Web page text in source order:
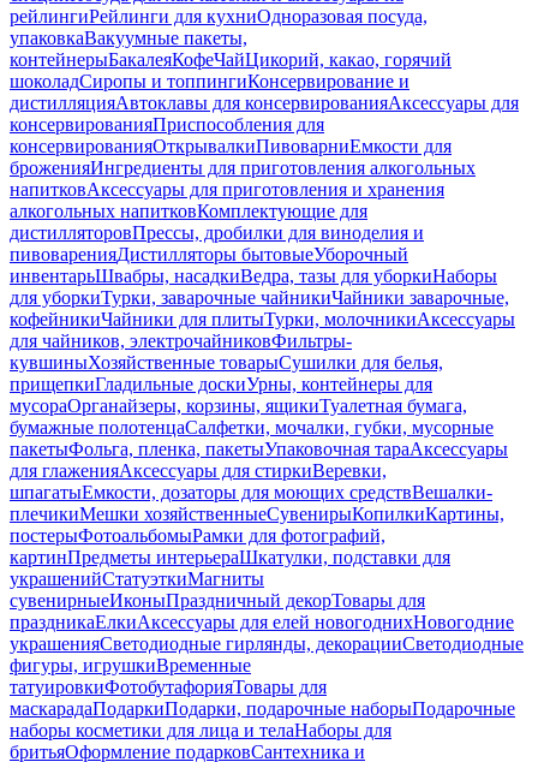
рейлингиРейлинги для кухниОдноразовая посуда,
упаковкаВакуумные пакеты,
контейнерыБакалеяКофеЧайЦикорий, какао, горячий
шоколадСиропы и топпингиКонсервирование и
дистилляцияАвтоклавы для консервированияАксессуары для
консервированияПриспособления для
консервированияОткрывалкиПивоварниЕмкости для
броженияИнгредиенты для приготовления алкогольных
напитковАксессуары для приготовления и хранения
алкогольных напитковКомплектующие для
дистилляторовПрессы, дробилки для виноделия и
пивоваренияДистилляторы бытовыеУборочный
инвентарьШвабры, насадкиВедра, тазы для уборкиНаборы
для уборкиТурки, заварочные чайникиЧайники заварочные,
кофейникиЧайники для плитыТурки, молочникиАксессуары
для чайников, электрочайниковФильтры-
кувшиныХозяйственные товарыСушилки для белья,
прищепкиГладильные доскиУрны, контейнеры для
мусораОрганайзеры, корзины, ящикиТуалетная бумага,
бумажные полотенцаСалфетки, мочалки, губки, мусорные
пакетыФольга, пленка, пакетыУпаковочная тараАксессуары
для глаженияАксессуары для стиркиВеревки,
шпагатыЕмкости, дозаторы для моющих средствВешалки-
плечикиМешки хозяйственныеСувенирыКопилкиКартины,
постерыФотоальбомыРамки для фотографий,
картинПредметы интерьераШкатулки, подставки для
украшенийСтатуэткиМагниты
сувенирныеИконыПраздничный декорТовары для
праздникаЕлкиАксессуары для елей новогоднихНовогодние
украшенияСветодиодные гирлянды, декорацииСветодиодные
фигуры, игрушкиВременные
татуировкиФотобутафорияТовары для
маскарадаПодаркиПодарки, подарочные наборыПодарочные
наборы косметики для лица и телаНаборы для
бритьяОформление подарковСантехника и